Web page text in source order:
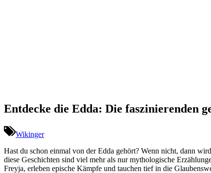
Entdecke die Edda: Die faszinierenden
Wikinger
Hast du schon einmal von der Edda gehört? Wenn nicht, dann
diese Geschichten sind viel mehr als nur mythologische
Freyja, erleben epische Kämpfe und tauchen tief in die